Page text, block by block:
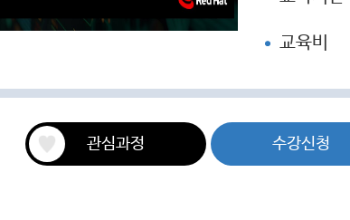
교육비
관심과정 수강신청